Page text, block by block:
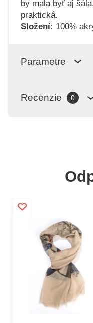
by mala byť aj
praktická.
Složení: 100%
Parametre
Recenzie 0